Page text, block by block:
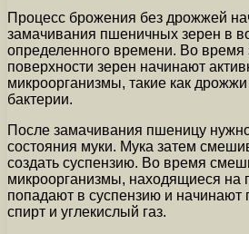
Процесс брожения без дрожжей
замачивания пшеничных зерен в
определенного времени. Во время
поверхности зерен начинают
микроорганизмы, такие как
бактерии.
После замачивания пшеницу
состояния муки. Мука затем
создать суспензию. Во время
микроорганизмы, находящиеся на
попадают в суспензию и начинают
спирт и углекислый газ.